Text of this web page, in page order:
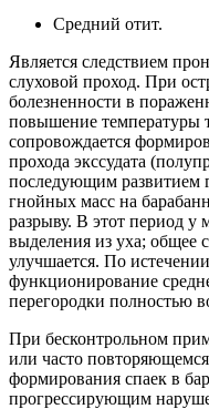
Средний отит.
Является следствием
слуховой проход. При
болезненности в
повышение температуры
сопровождается
прохода экссудата
последующим развитием
гнойных масс на
разрыву. В этот период
выделения из уха; общее
улучшается. По
функционирование
перегородки полностью
При бесконтрольном
или часто
формирования спаек в
прогрессирующим